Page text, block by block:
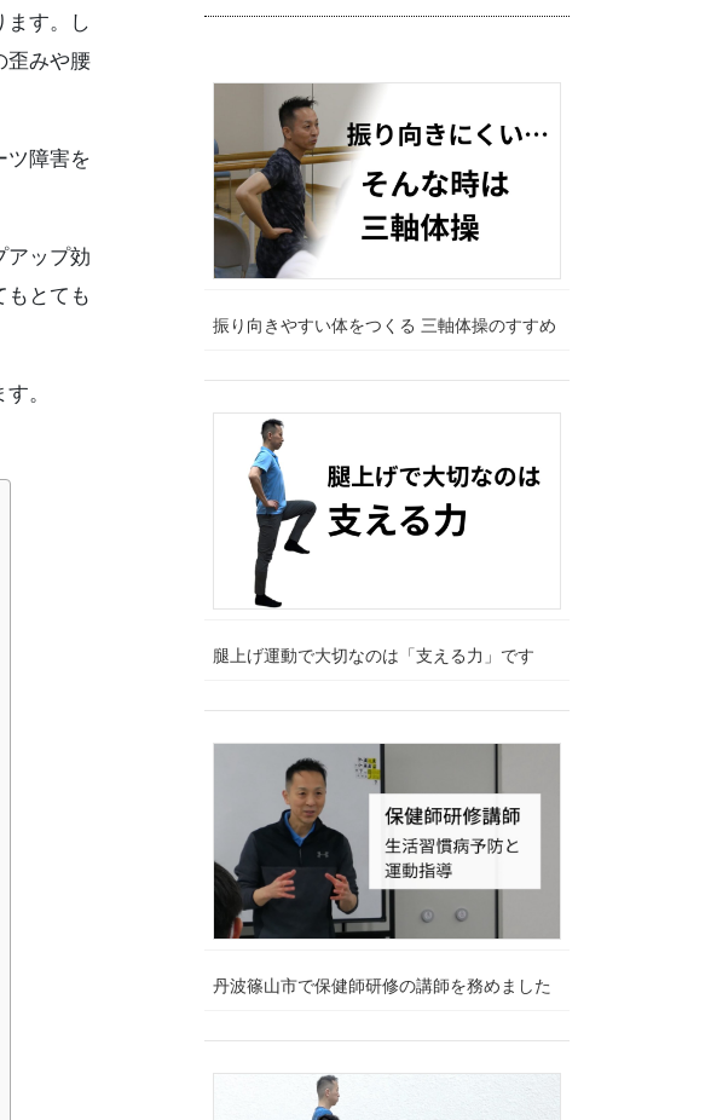
ます。し
歪みや腰
ツ障害を
アップ効
もとても
。
振り向きやすい体をつくる 三軸体操のすすめ
腿上げ運動で大切なのは「支える力」です
丹波篠山市で保健師研修の講師を務めました